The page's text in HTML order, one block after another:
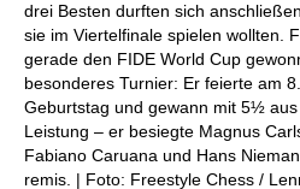
drei Besten durften sich
sie im Viertelfinale spielen wollten.
gerade den FIDE World Cup
besonderes Turnier: Er feierte am
Geburtstag und gewann mit 5½
Leistung – er besiegte Magnus
Fabiano Caruana und Hans
remis. | Foto: Freestyle Chess /